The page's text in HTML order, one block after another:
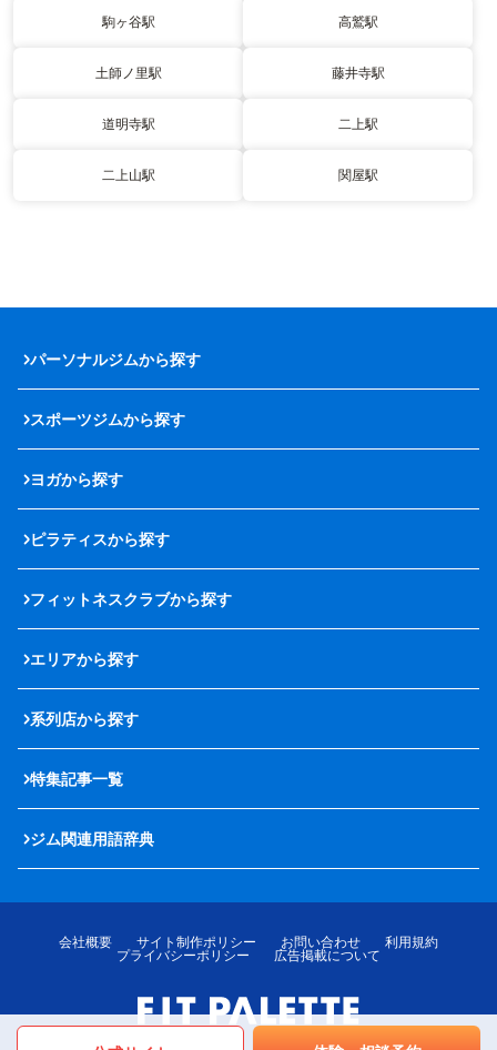
駒ヶ谷駅 高鷲駅
土師ノ里駅 藤井寺駅
道明寺駅 二上駅
二上山駅 関屋駅
パーソナルジムから探す
スポーツジムから探す
ヨガから探す
ピラティスから探す
フィットネスクラブから探す
エリアから探す
系列店から探す
特集記事一覧
ジム関連用語辞典
会社概要 サイト制作ポリシー お問い合わせ
利用規約
プライバシーポリシー
広告掲載について